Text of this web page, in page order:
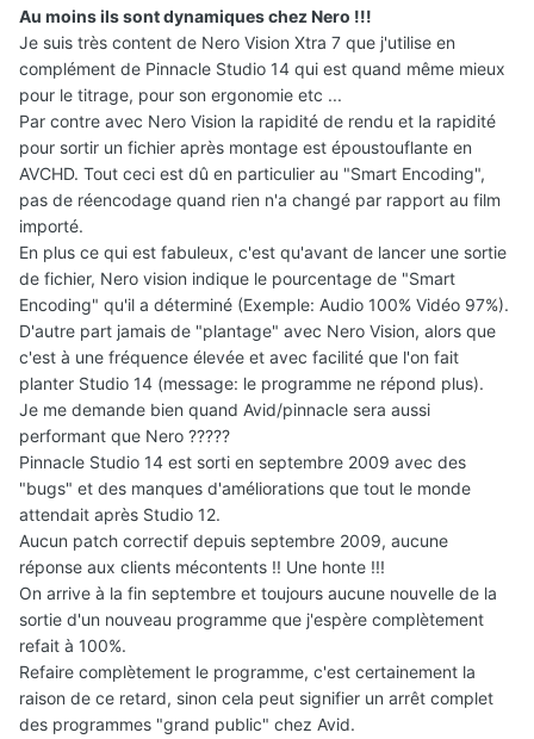
Au moins ils sont dynamiques chez Nero !!!
Je suis très content de Nero Vision Xtra 7 que j'utilise en
complément de Pinnacle Studio 14 qui est quand même mieux
pour le titrage, pour son ergonomie etc ...
Par contre avec Nero Vision la rapidité de rendu et la rapidité
pour sortir un fichier après montage est époustouflante en
AVCHD. Tout ceci est dû en particulier au "Smart Encoding",
pas de réencodage quand rien n'a changé par rapport au film
importé.
En plus ce qui est fabuleux, c'est qu'avant de lancer une sortie
de fichier, Nero vision indique le pourcentage de "Smart
Encoding" qu'il a déterminé (Exemple: Audio 100% Vidéo 97%).
D'autre part jamais de "plantage" avec Nero Vision, alors que
c'est à une fréquence élevée et avec facilité que l'on fait
planter Studio 14 (message: le programme ne répond plus).
Je me demande bien quand Avid/pinnacle sera aussi
performant que Nero ?????
Pinnacle Studio 14 est sorti en septembre 2009 avec des
"bugs" et des manques d'améliorations que tout le monde
attendait après Studio 12.
Aucun patch correctif depuis septembre 2009, aucune
réponse aux clients mécontents !! Une honte !!!
On arrive à la fin septembre et toujours aucune nouvelle de la
sortie d'un nouveau programme que j'espère complètement
refait à 100%.
Refaire complètement le programme, c'est certainement la
raison de ce retard, sinon cela peut signifier un arrêt complet
des programmes "grand public" chez Avid.